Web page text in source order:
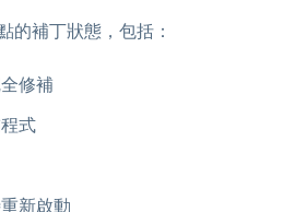
的補丁狀態，包括：
修補
式
新啟動